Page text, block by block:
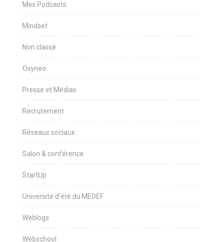
Mes Podcasts
Mindset
Non classé
Oxyneo
Presse et Médias
Recrutement
Réseaux sociaux
Salon & conférence
StartUp
Université d'été du MEDEF
Weblogs
Webschool